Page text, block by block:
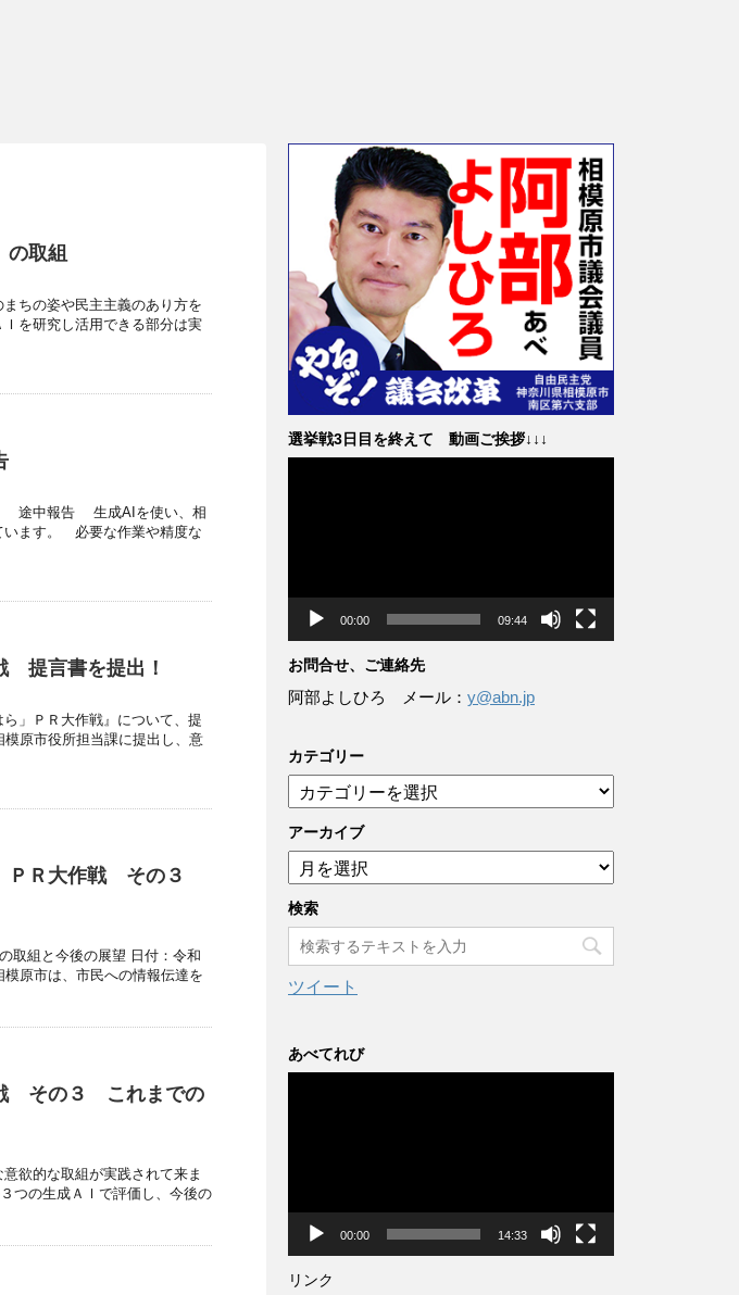
の取組
ちの姿や民主主義のあり方を
を研究し活用できる部分は実
！ 途中報告 生成AIを使い、相
います。 必要な作業や精度な
提言書を提出！
」ＰＲ大作戦』について、提
原市役所担当課に提出し、意
ＰＲ大作戦 その３
取組と今後の展望 日付：令和
原市は、市民への情報伝達を
その３ これまでの
欲的な取組が実践されて来ま
つの生成ＡＩで評価し、今後の
選挙戦3日目を終えて 動画ご挨拶↓↓↓
ー
00:00 09:44
お問合せ、ご連絡先
阿部よしひろ メール： y@abn.jp
カテゴリー
テ
ゴ
リ
ー
アーカイブ
ア
ー
カ
イ
ブ
検索
ツイート
あべてれび
ー
00:00 14:33
リンク